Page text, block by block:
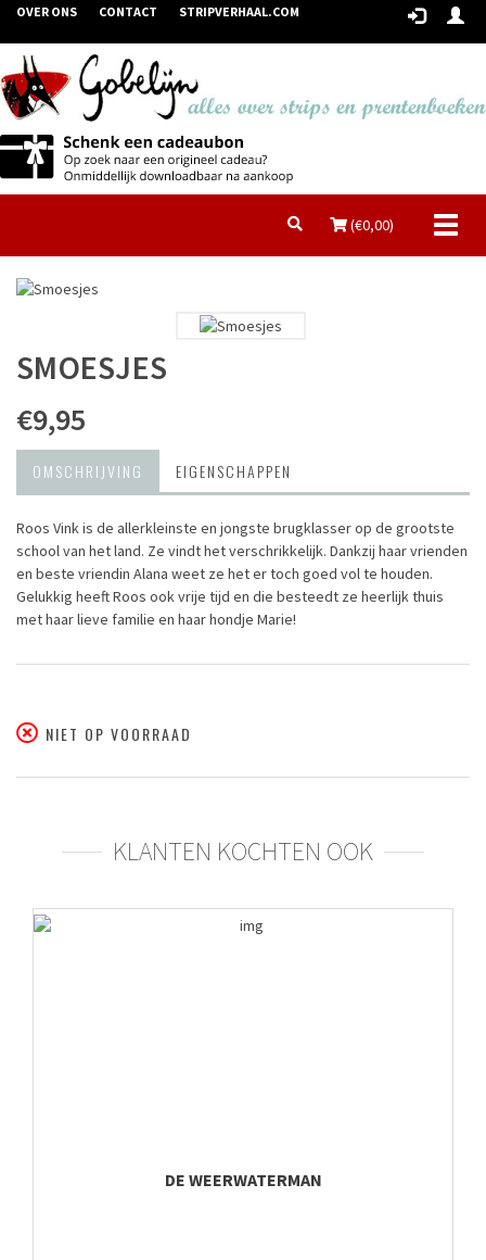
OVER ONS CONTACT STRIPVERHAAL.COM
(€0,00)
SMOESJES
€9,95
OMSCHRIJVING EIGENSCHAPPEN
Roos Vink is de allerkleinste en jongste brugklasser op de grootste
school van het land. Ze vindt het verschrikkelijk. Dankzij haar vrienden
en beste vriendin Alana weet ze het er toch goed vol te houden.
Gelukkig heeft Roos ook vrije tijd en die besteedt ze heerlijk thuis
met haar lieve familie en haar hondje Marie!
NIET OP VOORRAAD
KLANTEN KOCHTEN OOK
DE WEERWATERMAN